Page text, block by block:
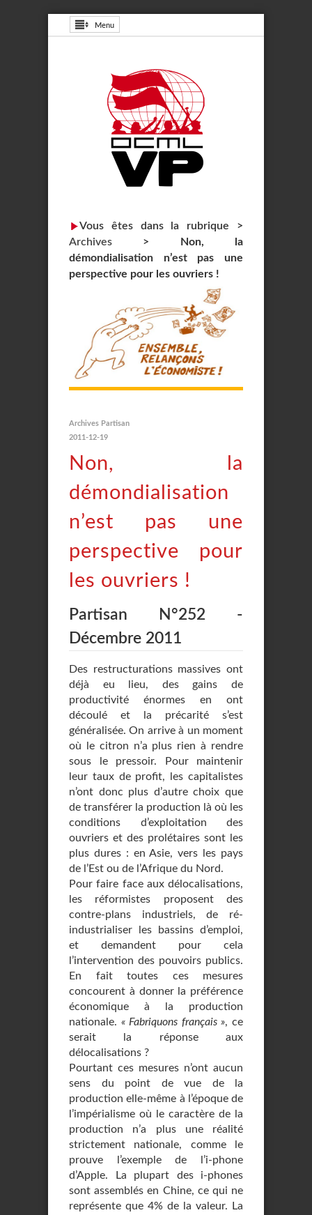
Menu
Vous êtes dans la rubrique >
Archives >
Non, la
démondialisation n’est pas une
perspective pour les ouvriers !
Archives Partisan
2011-12-19
Non, la
démondialisation
n’est pas une
perspective pour
les ouvriers !
Partisan N°252 -
Décembre 2011
Des restructurations massives ont
déjà eu lieu, des gains de
productivité énormes en ont
découlé et la précarité s’est
généralisée. On arrive à un moment
où le citron n’a plus rien à rendre
sous le pressoir. Pour maintenir
leur taux de profit, les capitalistes
n’ont donc plus d’autre choix que
de transférer la production là où les
conditions d’exploitation des
ouvriers et des prolétaires sont les
plus dures : en Asie, vers les pays
de l’Est ou de l’Afrique du Nord.
Pour faire face aux délocalisations,
les réformistes proposent des
contre-plans industriels, de ré-
industrialiser les bassins d’emploi,
et demandent pour cela
l’intervention des pouvoirs publics.
En fait toutes ces mesures
concourent à donner la préférence
économique à la production
nationale. « Fabriquons français », ce
serait la réponse aux
délocalisations ?
Pourtant ces mesures n’ont aucun
sens du point de vue de la
production elle-même à l’époque de
l’impérialisme où le caractère de la
production n’a plus une réalité
strictement nationale, comme le
prouve l’exemple de l’i-phone
d’Apple. La plupart des i-phones
sont assemblés en Chine, ce qui ne
représente que 4% de la valeur. La